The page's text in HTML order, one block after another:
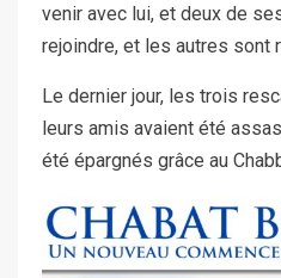
venir avec lui, et deux de
rejoindre, et les autres sont
Le dernier jour, les trois
leurs amis avaient été
été épargnés grâce au